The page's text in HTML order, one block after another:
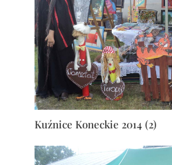
Kuźnice Koneckie 2014 (2)